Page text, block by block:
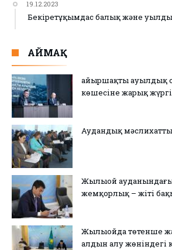
19.12.2023
Бекіретұқымдас балық және
АЙМАҚ
Қайыршақты ауылдық
көшесіне жарық
Аудандық
Жылыой
жемқорлық – жіті
Жылыойда төтенше
алдын алу жөніндегі